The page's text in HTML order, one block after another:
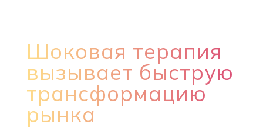
Шоковая терапия
вызывает быструю
трансформацию
рынка